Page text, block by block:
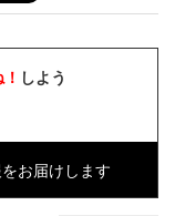
しよう
お届けします